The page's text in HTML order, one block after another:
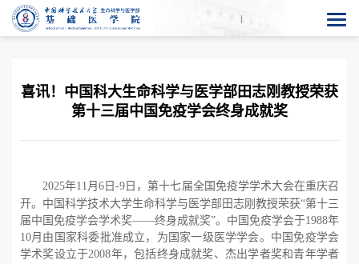
喜讯！中国科大生命科学与医学部田志刚教授荣获
第十三届中国免疫学会终身成就奖
2025年11月6 日-9 日 ，第十七届全国免疫学学术大会在重庆召
开。中国科学技术大学生命科学与医学部田志刚教授荣获“第十三
届中国免疫学会学术奖——终身成就奖”。中国免疫学会于1988年
10月由国家科委批准成立，为国家一级医学学会。中国免疫学会
学术奖设立于2008年，包括终身成就奖、杰出学者奖和青年学者